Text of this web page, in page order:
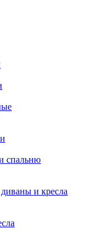
спальню
и кресла